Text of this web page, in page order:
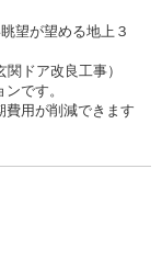
望が望める地上３
ドア改良工事）
です。
費用が削減できます